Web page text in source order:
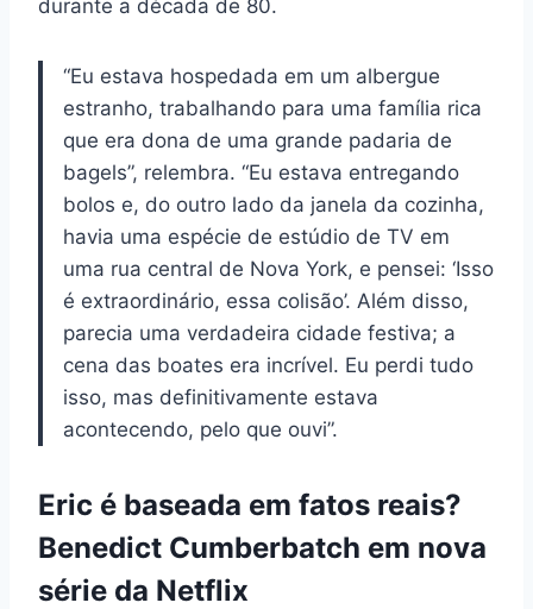
durante a década de 80.
“Eu estava hospedada em um albergue
estranho, trabalhando para uma família rica
que era dona de uma grande padaria de
bagels”, relembra. “Eu estava entregando
bolos e, do outro lado da janela da cozinha,
havia uma espécie de estúdio de TV em
uma rua central de Nova York, e pensei: ‘Isso
é extraordinário, essa colisão’. Além disso,
parecia uma verdadeira cidade festiva; a
cena das boates era incrível. Eu perdi tudo
isso, mas definitivamente estava
acontecendo, pelo que ouvi”.
Eric é baseada em fatos reais?
Benedict Cumberbatch em nova
série da Netflix